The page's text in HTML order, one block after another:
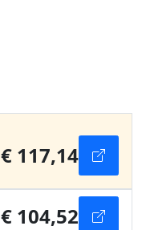
€ 117,14
€ 104,52